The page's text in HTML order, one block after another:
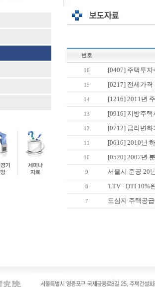
번호
16 [0407] 주택투
15 [0217] 전세가
14 [1216] 2011년
13 [0916] 지방주
12 [0712] 금리변
11 [0616] 2010년
10 [0520] 2007년
9 서울시 준공 20
8 'LTV · DTI 10%
7 도심지 주택공